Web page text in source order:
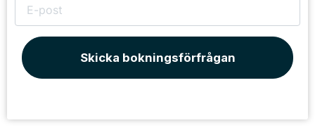
Skicka bokningsförfrågan